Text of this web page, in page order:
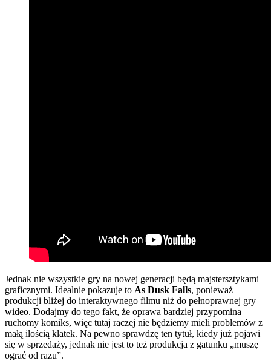
Jednak nie wszystkie gry na nowej generacji będą majstersztykami
graficznymi. Idealnie pokazuje to As Dusk Falls, ponieważ
produkcji bliżej do interaktywnego filmu niż do pełnoprawnej gry
wideo. Dodajmy do tego fakt, że oprawa bardziej przypomina
ruchomy komiks, więc tutaj raczej nie będziemy mieli problemów z
małą ilością klatek. Na pewno sprawdzę ten tytuł, kiedy już pojawi
się w sprzedaży, jednak nie jest to też produkcja z gatunku „muszę
ograć od razu”.